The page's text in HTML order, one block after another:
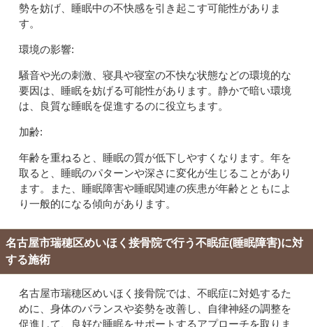
勢を妨げ、睡眠中の不快感を引き起こす可能性がありま
す。
環境の影響:
騒音や光の刺激、寝具や寝室の不快な状態などの環境的な
要因は、睡眠を妨げる可能性があります。静かで暗い環境
は、良質な睡眠を促進するのに役立ちます。
加齢:
年齢を重ねると、睡眠の質が低下しやすくなります。年を
取ると、睡眠のパターンや深さに変化が生じることがあり
ます。また、睡眠障害や睡眠関連の疾患が年齢とともによ
り一般的になる傾向があります。
名古屋市瑞穂区めいほく接骨院で行う不眠症(睡眠障害)に対
する施術
名古屋市瑞穂区めいほく接骨院では、不眠症に対処するた
めに、身体のバランスや姿勢を改善し、自律神経の調整を
促進して、良好な睡眠をサポートするアプローチを取りま